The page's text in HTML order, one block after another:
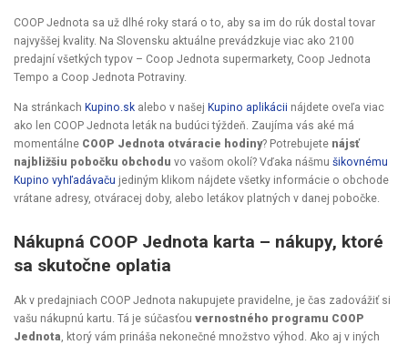
COOP Jednota sa už dlhé roky stará o to, aby sa im do rúk dostal tovar
najvyššej kvality. Na Slovensku aktuálne prevádzkuje viac ako 2100
predajní všetkých typov – Coop Jednota supermarkety, Coop Jednota
Tempo a Coop Jednota Potraviny.
Na stránkach Kupino.sk alebo v našej Kupino aplikácii nájdete oveľa viac
ako len COOP Jednota leták na budúci týždeň. Zaujíma vás aké má
momentálne COOP Jednota otváracie hodiny? Potrebujete nájsť
najbližšiu pobočku obchodu vo vašom okolí? Vďaka nášmu šikovnému
Kupino vyhľadávaču jediným klikom nájdete všetky informácie o obchode
vrátane adresy, otváracej doby, alebo letákov platných v danej pobočke.
Nákupná COOP Jednota karta – nákupy, ktoré
sa skutočne oplatia
Ak v predajniach COOP Jednota nakupujete pravidelne, je čas zadovážiť si
vašu nákupnú kartu. Tá je súčasťou vernostného programu COOP
Jednota, ktorý vám prináša nekonečné množstvo výhod. Ako aj v iných